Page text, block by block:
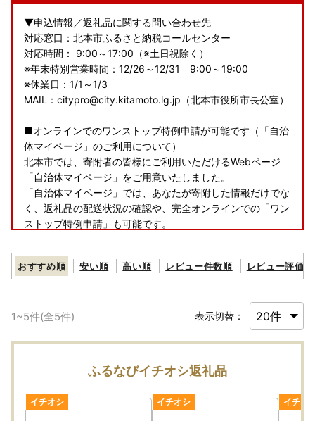
▼申込情報／返礼品に関する問い合わせ先
対応窓口：北本市ふるさと納税コールセンター
対応時間： 9:00～17:00（※土日祝除く）
※年末特別営業時間：12/26～12/31 9:00～19:00
※休業日：1/1～1/3
MAIL：citypro@city.kitamoto.lg.jp（北本市役所市長公室）
■オンラインでのワンストップ特例申請が可能です（「自治
体マイページ」のご利用について）
北本市では、寄附者の皆様にご利用いただけるWebページ
「自治体マイページ」をご用意いたしました。
「自治体マイページ」では、あなたが寄附した情報だけでな
く、返礼品の配送状況の確認や、完全オンラインでの「ワン
ストップ特例申請」も可能です。
で利用できる”あなただけ”の専用ページです。
ぜひご利用ください。
▼ワンストップ特例申請に関する問い合わせ先／送付先
北本市 市長公室 シティプロモーション・広報担当
〒364-8633 埼玉県北本市本町1丁目111番地
8:30～17：15（※土日祝除く）
MAIL：citypro@city.kitamoto.lg.jp（北本市役所市長公室）
おすすめ順 安い順 高い順 レビュー件数順 レビュー評価順
1~5件(全5件) 表示切替：
ふるなびイチオシ返礼品